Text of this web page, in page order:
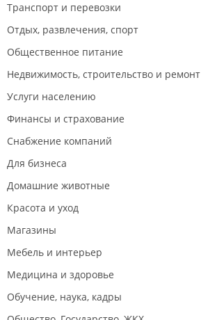
Транспорт и перевозки
Отдых, развлечения, спорт
Общественное питание
Недвижимость, строительство и ремонт
Услуги населению
Финансы и страхование
Снабжение компаний
Для бизнеса
Домашние животные
Красота и уход
Магазины
Мебель и интерьер
Медицина и здоровье
Обучение, наука, кадры